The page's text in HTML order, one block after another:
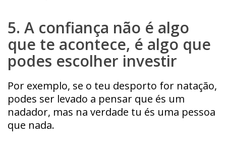
5. A confiança não é algo
que te acontece, é algo que
podes escolher investir
Por exemplo, se o teu desporto for natação,
podes ser levado a pensar que és um
nadador, mas na verdade tu és uma pessoa
que nada.